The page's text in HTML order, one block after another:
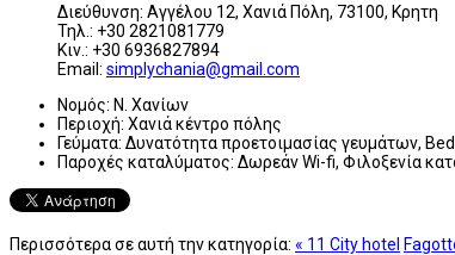
Διεύθυνση: Αγγέλου 12, Χανιά Πόλη, 73100, Κρητη
Τηλ.: +30 2821081779
Κιν.: +30 6936827894
Email: simplychania@gmail.com
Νομός: Ν. Χανίων
Περιοχή: Χανιά κέντρο πόλης
Γεύματα: Δυνατότητα προετοιμασίας γευμάτων,
Παροχές καταλύματος: Δωρεάν Wi-fi, Φιλοξενία
Περισσότερα σε αυτή την κατηγορία: « 11 City hotel